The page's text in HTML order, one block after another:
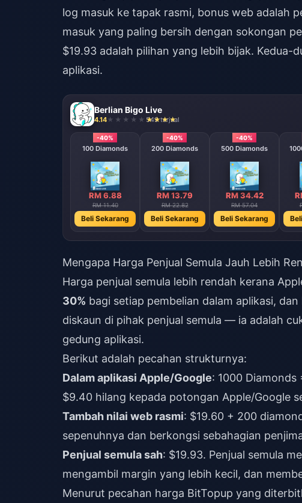
log masuk ke tapak rasmi, bonus web adalah
masuk yang paling bersih dengan sokongan
$19.93 adalah pilihan yang lebih bijak. Kedua-
aplikasi.
Berlian Bigo Live
4.14 549 terjual
-40%
100 Diamonds
RM 6.88
RM 11.40
Beli Sekarang
-40%
200 Diamonds
RM 13.79
RM 22.82
Beli Sekarang
-40%
500 Diamonds
RM 34.42
RM 57.04
Beli Sekarang
Mengapa Harga Penjual Semula Jauh Lebih
Harga penjual semula lebih rendah kerana
30% bagi setiap pembelian dalam aplikasi,
diskaun di pihak penjual semula — ia adalah
gedung aplikasi.
Berikut adalah pecahan strukturnya:
Dalam aplikasi Apple/Google: 1000 Diamonds
$9.40 hilang kepada potongan Apple/Google
Tambah nilai web rasmi: $19.60 + 200
sepenuhnya dan berkongsi sebahagian
Penjual semula sah: $19.93. Penjual semula
mengambil margin yang lebih kecil, dan
Menurut pecahan harga BitTopup yang